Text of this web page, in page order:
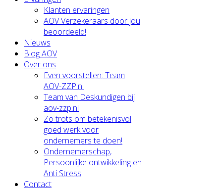
Klanten ervaringen
AOV Verzekeraars door jou
beoordeeld!
Nieuws
Blog AOV
Over ons
Even voorstellen: Team
AOV-ZZP.nl
Team van Deskundigen bij
aov-zzp.nl
Zo trots om betekenisvol
goed werk voor
ondernemers te doen!
Ondernemerschap,
Persoonlijke ontwikkeling en
Anti Stress
Contact